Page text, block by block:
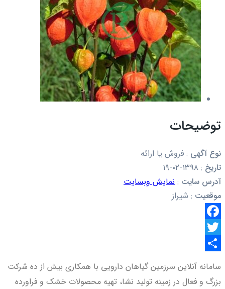
توضیحات
نوع آگهی : فروش یا ارائه
تاریخ :
آدرس سایت : نمایش وبسایت
موقعیت : شیراز
Facebook
Twitter
گذاری
سامانه آنلاین سرزمین گیاهان دارویی با همکاری بیش از ده شرکت
بزرگ و فعال در زمینه تولید نشا، تهیه محصولات خشک و فراورده